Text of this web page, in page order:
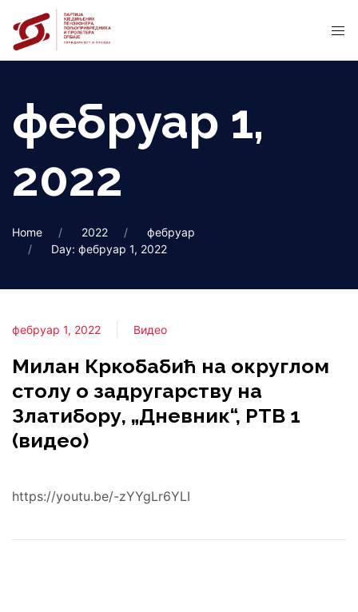
фебруар 1,
2022
Home 2022
фебруар
Day: фебруар 1, 2022
фебруар 1, 2022 Видео
Милан Кркобабић на округлом
столу о задругарству на
Златибору, „Дневник“, РТВ 1
(видео)
https://youtu.be/-zYYgLr6YLI